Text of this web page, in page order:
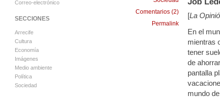
[La
En el
mientras
tener
de
pantalla
mundo
Comentarios (2)
Permalink
Correo-electrónico
SECCIONES
Arrecife
Cultura
Economía
Imágenes
Medio ambiente
Política
Sociedad